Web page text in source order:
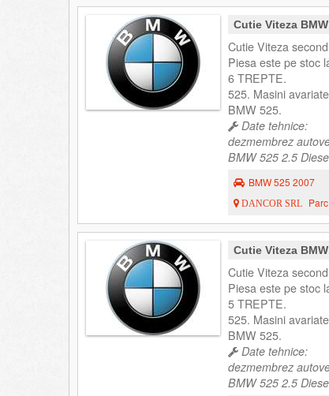
Cutie Viteza
Cutie Viteza
Piesa este pe stoc
6 TREPTE.
525. Masini
BMW 525.
Date tehnice:
dezmembrez
BMW 525 2.5
BMW 525 2007
DANCOR SRL
Cutie Viteza
Cutie Viteza
Piesa este pe stoc
5 TREPTE.
525. Masini
BMW 525.
Date tehnice:
dezmembrez
BMW 525 2.5